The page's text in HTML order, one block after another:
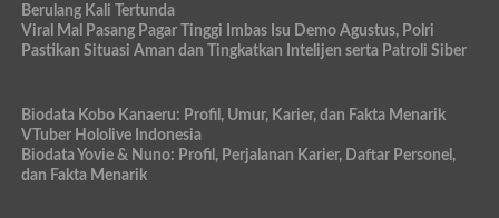
Berulang Kali Tertunda
Viral Mal Pasang Pagar Tinggi Imbas Isu Demo Agustus, Polri
Pastikan Situasi Aman dan Tingkatkan Intelijen serta Patroli Siber
Biodata Kobo Kanaeru: Profil, Umur, Karier, dan Fakta Menarik
VTuber Hololive Indonesia
Biodata Yovie & Nuno: Profil, Perjalanan Karier, Daftar Personel,
dan Fakta Menarik